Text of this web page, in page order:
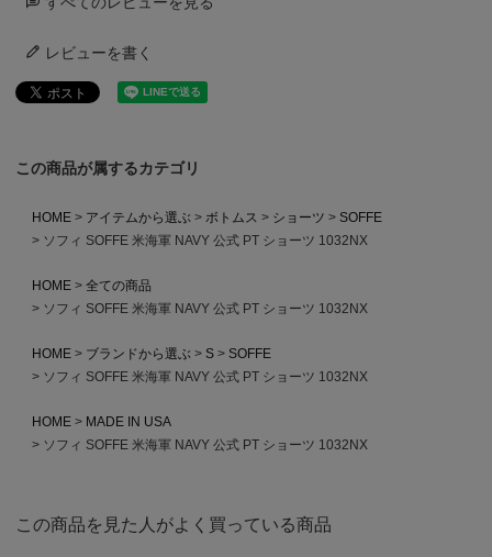
レビューを書く
この商品が属するカテゴリ
HOME アイテムから選ぶ ボトムス ショーツ
SOFFE
ソフィ SOFFE 米海軍 NAVY 公式 PT ショーツ 1032NX
HOME
全ての商品
ソフィ SOFFE 米海軍 NAVY 公式 PT ショーツ 1032NX
HOME ブランドから選ぶ S
SOFFE
ソフィ SOFFE 米海軍 NAVY 公式 PT ショーツ 1032NX
HOME
MADE IN USA
ソフィ SOFFE 米海軍 NAVY 公式 PT ショーツ 1032NX
この商品を見た人がよく買っている商品